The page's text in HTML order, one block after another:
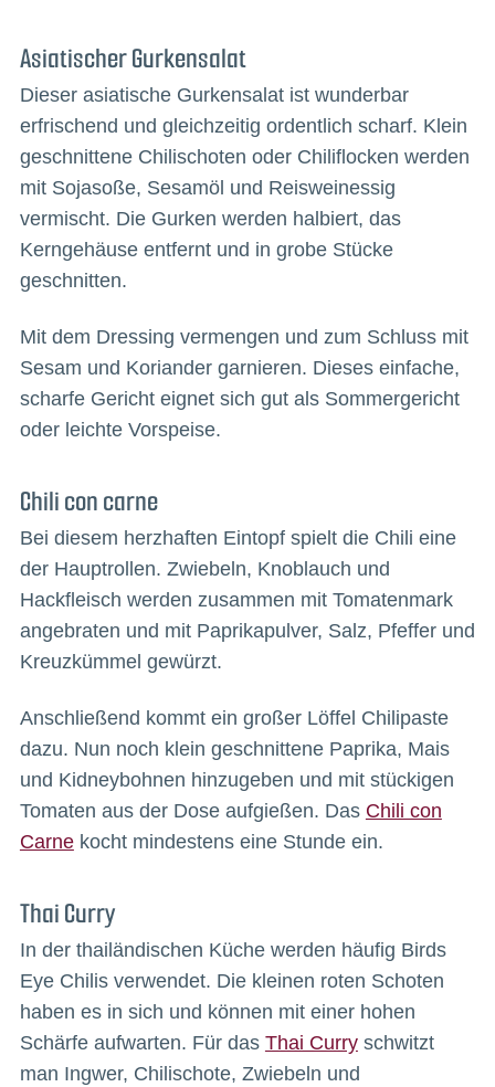
Asiatischer Gurkensalat
Dieser asiatische Gurkensalat ist wunderbar
erfrischend und gleichzeitig ordentlich scharf. Klein
geschnittene Chilischoten oder Chiliflocken werden
mit Sojasoße, Sesamöl und Reisweinessig
vermischt. Die Gurken werden halbiert, das
Kerngehäuse entfernt und in grobe Stücke
geschnitten.
Mit dem Dressing vermengen und zum Schluss mit
Sesam und Koriander garnieren. Dieses einfache,
scharfe Gericht eignet sich gut als Sommergericht
oder leichte Vorspeise.
Chili con carne
Bei diesem herzhaften Eintopf spielt die Chili eine
der Hauptrollen. Zwiebeln, Knoblauch und
Hackfleisch werden zusammen mit Tomatenmark
angebraten und mit Paprikapulver, Salz, Pfeffer und
Kreuzkümmel gewürzt.
Anschließend kommt ein großer Löffel Chilipaste
dazu. Nun noch klein geschnittene Paprika, Mais
und Kidneybohnen hinzugeben und mit stückigen
Tomaten aus der Dose aufgießen. Das Chili con
Carnekocht mindestens eine Stunde ein.
Thai Curry
In der thailändischen Küche werden häufig Birds
Eye Chilis verwendet. Die kleinen roten Schoten
haben es in sich und können mit einer hohen
Schärfe aufwarten. Für das Thai Curryschwitzt
man Ingwer, Chilischote, Zwiebeln und